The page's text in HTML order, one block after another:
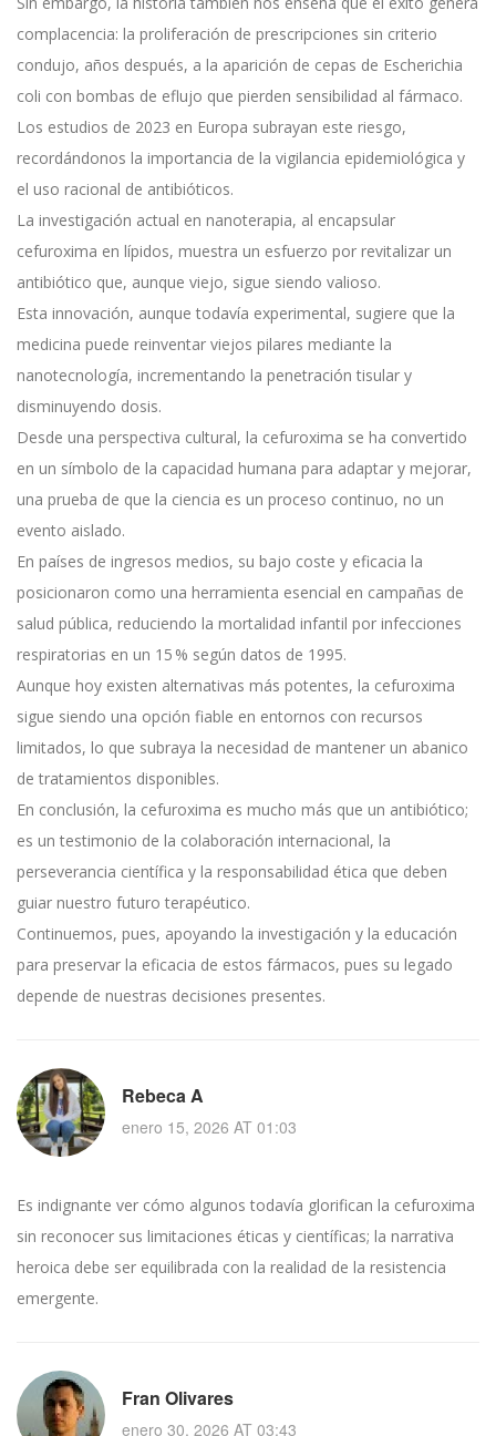
complacencia: la proliferación de prescripciones sin criterio
condujo, años después, a la aparición de cepas de Escherichia
coli con bombas de eflujo que pierden sensibilidad al fármaco.
Los estudios de 2023 en Europa subrayan este riesgo,
recordándonos la importancia de la vigilancia epidemiológica y
el uso racional de antibióticos.
La investigación actual en nanoterapia, al encapsular
cefuroxima en lípidos, muestra un esfuerzo por revitalizar un
antibiótico que, aunque viejo, sigue siendo valioso.
Esta innovación, aunque todavía experimental, sugiere que la
medicina puede reinventar viejos pilares mediante la
nanotecnología, incrementando la penetración tisular y
disminuyendo dosis.
Desde una perspectiva cultural, la cefuroxima se ha convertido
en un símbolo de la capacidad humana para adaptar y mejorar,
una prueba de que la ciencia es un proceso continuo, no un
evento aislado.
En países de ingresos medios, su bajo coste y eficacia la
posicionaron como una herramienta esencial en campañas de
salud pública, reduciendo la mortalidad infantil por infecciones
respiratorias en un 15 % según datos de 1995.
Aunque hoy existen alternativas más potentes, la cefuroxima
sigue siendo una opción fiable en entornos con recursos
limitados, lo que subraya la necesidad de mantener un abanico
de tratamientos disponibles.
En conclusión, la cefuroxima es mucho más que un antibiótico;
es un testimonio de la colaboración internacional, la
perseverancia científica y la responsabilidad ética que deben
guiar nuestro futuro terapéutico.
Continuemos, pues, apoyando la investigación y la educación
para preservar la eficacia de estos fármacos, pues su legado
depende de nuestras decisiones presentes.
Rebeca A
enero 15, 2026 AT 01:03
Es indignante ver cómo algunos todavía glorifican la cefuroxima
sin reconocer sus limitaciones éticas y científicas; la narrativa
heroica debe ser equilibrada con la realidad de la resistencia
emergente.
Fran Olivares
enero 30, 2026 AT 03:43